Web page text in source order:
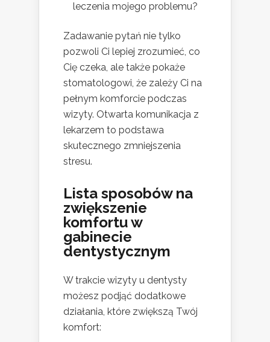
leczenia mojego problemu?
Zadawanie pytań nie tylko
pozwoli Ci lepiej zrozumieć, co
Cię czeka, ale także pokaże
stomatologowi, że zależy Ci na
pełnym komforcie podczas
wizyty. Otwarta komunikacja z
lekarzem to podstawa
skutecznego zmniejszenia
stresu.
Lista sposobów na
zwiększenie
komfortu w
gabinecie
dentystycznym
W trakcie wizyty u dentysty
możesz podjąć dodatkowe
działania, które zwiększą Twój
komfort: